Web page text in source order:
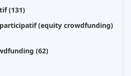
(131)
(equity crowdfunding)
(62)